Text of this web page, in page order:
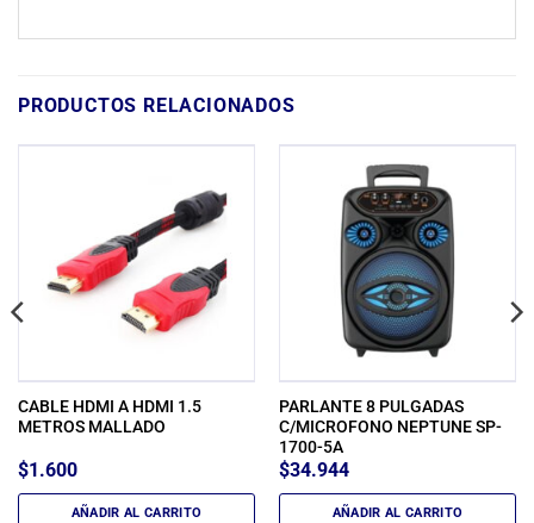
PRODUCTOS RELACIONADOS
CABLE HDMI A HDMI 1.5
METROS MALLADO
$1.600
AÑADIR AL CARRITO
PARLANTE 8 PULGADAS
C/MICROFONO NEPTUNE SP-
1700-5A
$34.944
AÑADIR AL CARRITO